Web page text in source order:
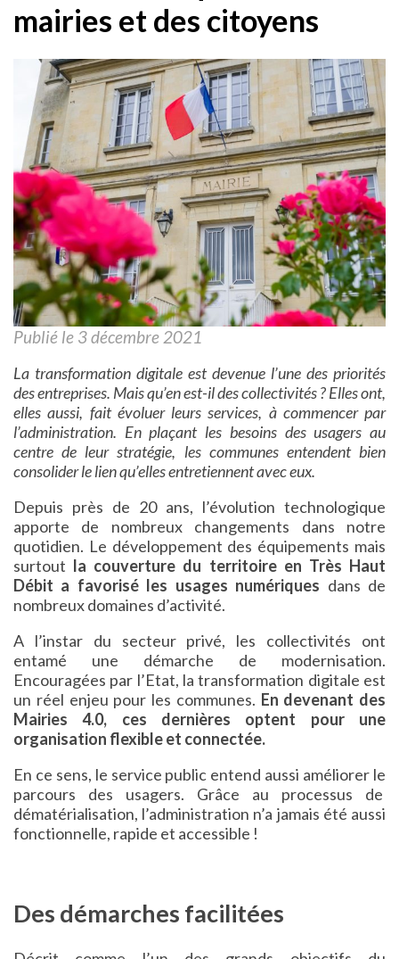
mairies et des citoyens
Publié le 3 décembre 2021
La transformation digitale est devenue l’une des priorités
des entreprises. Mais qu’en est-il des collectivités ? Elles ont,
elles aussi, fait évoluer leurs services, à commencer par
l’administration. En plaçant les besoins des usagers au
centre de leur stratégie, les communes entendent bien
consolider le lien qu’elles entretiennent avec eux.
Depuis près de 20 ans, l’évolution technologique
apporte de nombreux changements dans notre
quotidien. Le développement des équipements mais
surtout la couverture du territoire en Très Haut
Débit a favorisé les usages numériques dans de
nombreux domaines d’activité.
A l’instar du secteur privé, les collectivités ont
entamé une démarche de modernisation.
Encouragées par l’Etat, la transformation digitale est
un réel enjeu pour les communes. En devenant des
Mairies 4.0, ces dernières optent pour une
organisation flexible et connectée.
En ce sens, le service public entend aussi améliorer le
parcours des usagers. Grâce au processus de
dématérialisation, l’administration n’a jamais été aussi
fonctionnelle, rapide et accessible !
Des démarches facilitées